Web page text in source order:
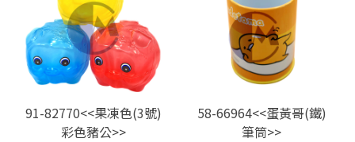
91-82770<<果凍色(3號)
彩色豬公>>
58-66964<<蛋黃哥(鐵)
筆筒>>